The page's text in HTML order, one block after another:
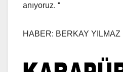
anıyoruz. “
HABER: BERKAY YILMAZ